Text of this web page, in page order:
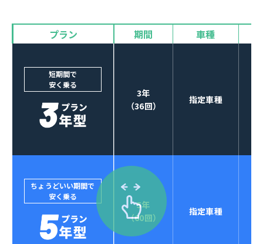
3
オプションも選べる！
POINT
4
セブンマックスなら
クレジットカード払い可能
プラン 期間 車種
短期間で
安く乗る
3年
（36回）
指定車種
ちょうどいい期間で
安く乗る
5年
（60回）
指定車種